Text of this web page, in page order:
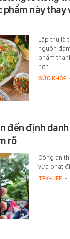
này thay
Lập thu là
nguồn
phẩm
hơn.
SỨC KHỎE
đến định
rõ
Công an
vừa phát
TEK-LIFE -